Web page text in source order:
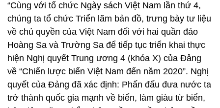
“Cùng với tổ chức Ngày sách Việt Nam lần thứ 4,
chúng ta tổ chức Triển lãm bản đồ, trưng bày tư liệu
về chủ quyền của Việt Nam đối với hai quần đảo
Hoàng Sa và Trường Sa để tiếp tục triển khai thực
hiện Nghị quyết Trung ương 4 (khóa X) của Đảng
về “Chiến lược biển Việt Nam đến năm 2020”. Nghị
quyết của Đảng đã xác định: Phấn đấu đưa nước ta
trở thành quốc gia mạnh về biển, làm giàu từ biển,